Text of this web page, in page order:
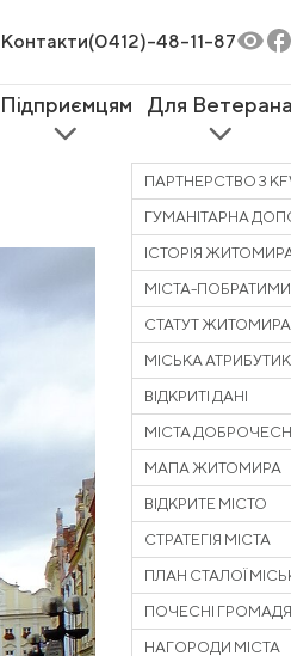
Контакти(0412)-48-11-87
Підприємцям Для Ветерана
ПАРТНЕРСТВО З
ГУМАНІТАРНА
ІСТОРІЯ
МІСТА-
СТАТУТ ЖИТОМИРА
МІСЬКА
ВІДКРИТІ ДАНІ
МІСТА
МАПА ЖИТОМИРА
ВІДКРИТЕ МІСТО
СТРАТЕГІЯ МІСТА
ПЛАН СТАЛОЇ
ПОЧЕСНІ
НАГОРОДИ МІСТА